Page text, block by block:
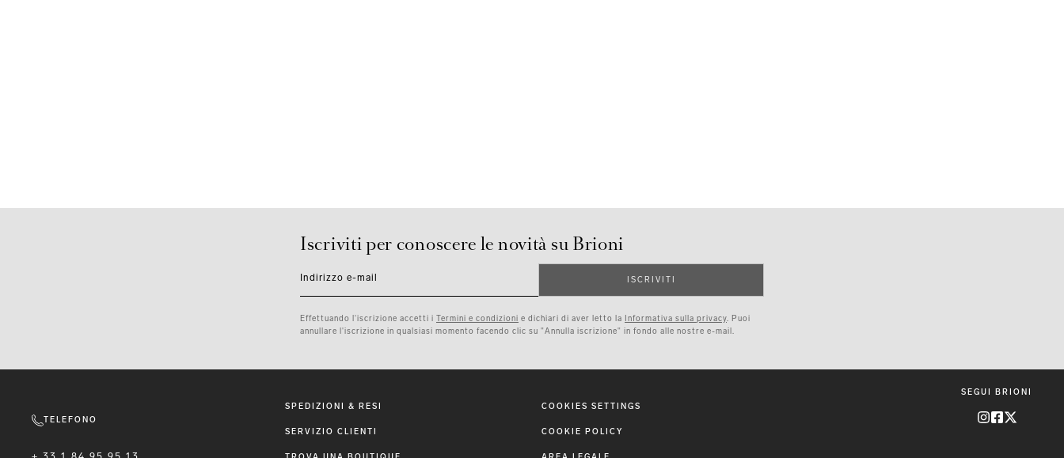
Iscriviti per conoscere le novità su Brioni
Indirizzo e-mail ISCRIVITI
Effettuando l'iscrizione accetti i Termini e condizioni e dichiari di aver letto la Informativa sulla privacy. Puoi
annullare l'iscrizione in qualsiasi momento facendo clic su "Annulla iscrizione" in fondo alle nostre e-mail.
TELEFONO
SPEDIZIONI & RESI
SERVIZIO CLIENTI
COOKIES SETTINGS
COOKIE POLICY
SEGUI BRIONI